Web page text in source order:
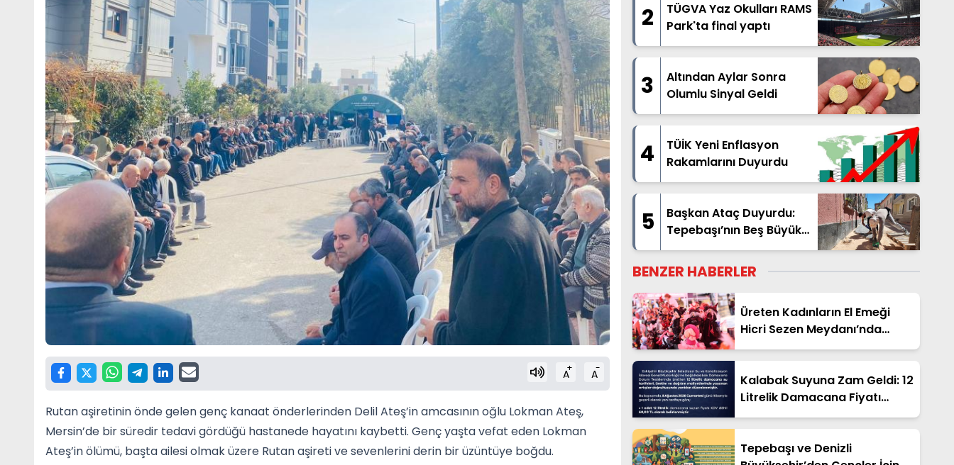
A+ A-
Rutan aşiretinin önde gelen genç kanaat önderlerinden Delil Ateş’in amcasının oğlu Lokman Ateş,
Mersin’de bir süredir tedavi gördüğü hastanede hayatını kaybetti. Genç yaşta vefat eden Lokman
Ateş’in ölümü, başta ailesi olmak üzere Rutan aşireti ve sevenlerini derin bir üzüntüye boğdu.
2
TÜGVA Yaz Okulları RAMS
Park'ta final yaptı
3
Altından Aylar Sonra
Olumlu Sinyal Geldi
4
TÜİK Yeni Enflasyon
Rakamlarını Duyurdu
5
Başkan Ataç Duyurdu:
Tepebaşı’nın Beş Büyük
Mahallesinde Geniş
Kapsamlı Üstyapı
Hamlesi Başladı
BENZER HABERLER
Üreten Kadınların El Emeği
Hicri Sezen Meydanı’nda
Hayat Bulacak
Kalabak Suyuna Zam Geldi: 12
Litrelik Damacana Fiyatı
Güncellendi!
Tepebaşı ve Denizli